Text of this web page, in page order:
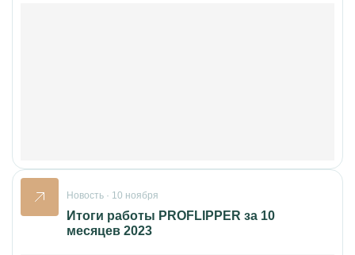
Новость · 10 ноября
Итоги работы PROFLIPPER за 10
месяцев 2023